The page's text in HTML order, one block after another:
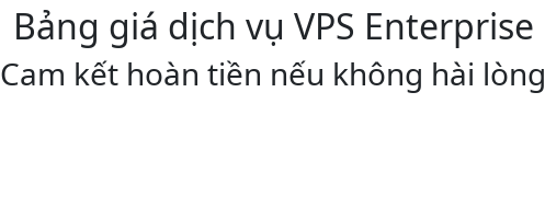
Bảng giá dịch vụ VPS Enterprise
Cam kết hoàn tiền nếu không hài lòng